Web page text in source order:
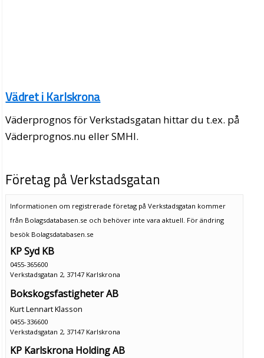
Vädret i Karlskrona
Väderprognos för Verkstadsgatan hittar du t.ex. på
Väderprognos.nu eller SMHI.
Företag på Verkstadsgatan
Informationen om registrerade företag på Verkstadsgatan kommer
från Bolagsdatabasen.se och behöver inte vara aktuell. För ändring
besök Bolagsdatabasen.se
KP Syd KB
0455-365600
Verkstadsgatan 2, 37147 Karlskrona
Bokskogsfastigheter AB
Kurt Lennart Klasson
0455-336600
Verkstadsgatan 2, 37147 Karlskrona
KP Karlskrona Holding AB